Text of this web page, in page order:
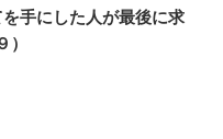
手にした人が最後に求